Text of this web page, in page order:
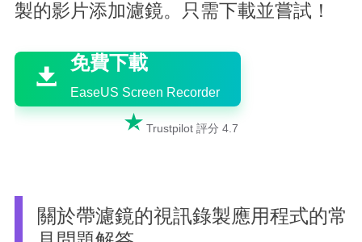
製的影片添加濾鏡。只需下載並嘗試！


免費下載
EaseUS Screen Recorder
 Trustpilot 評分 4.7
關於帶濾鏡的視訊錄製應用程式的常